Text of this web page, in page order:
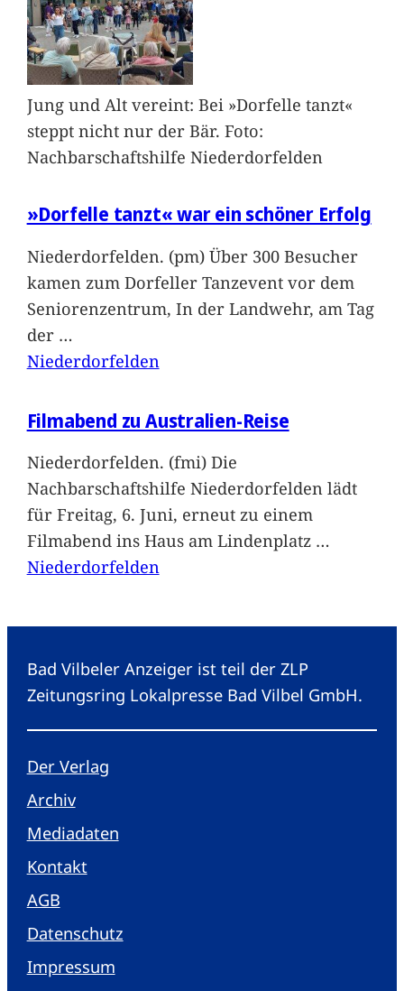
Jung und Alt vereint: Bei »Dorfelle tanzt«
steppt nicht nur der Bär. Foto:
Nachbarschaftshilfe Niederdorfelden
»Dorfelle tanzt« war ein schöner Erfolg
Niederdorfelden. (pm) Über 300 Besucher
kamen zum Dorfeller Tanzevent vor dem
Seniorenzentrum, In der Landwehr, am Tag
der …
Niederdorfelden
Filmabend zu Australien-Reise
Niederdorfelden. (fmi) Die
Nachbarschaftshilfe Niederdorfelden lädt
für Freitag, 6. Juni, erneut zu einem
Filmabend ins Haus am Lindenplatz …
Niederdorfelden
Bad Vilbeler Anzeiger ist teil der ZLP
Zeitungsring Lokalpresse Bad Vilbel GmbH.
Der Verlag
Archiv
Mediadaten
Kontakt
AGB
Datenschutz
Impressum